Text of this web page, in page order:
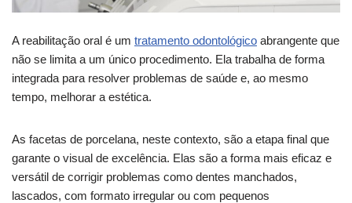
A reabilitação oral é um tratamento odontológico abrangente que
não se limita a um único procedimento. Ela trabalha de forma
integrada para resolver problemas de saúde e, ao mesmo
tempo, melhorar a estética.
As facetas de porcelana, neste contexto, são a etapa final que
garante o visual de excelência. Elas são a forma mais eficaz e
versátil de corrigir problemas como dentes manchados,
lascados, com formato irregular ou com pequenos